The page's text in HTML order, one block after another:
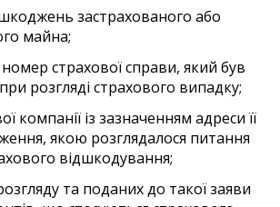
застрахованого або
майна;
номер страхової справи, який був
розгляді страхового випадку;
компанії із зазначенням адреси її
якою розглядалося питання
відшкодування;
та поданих до такої заяви